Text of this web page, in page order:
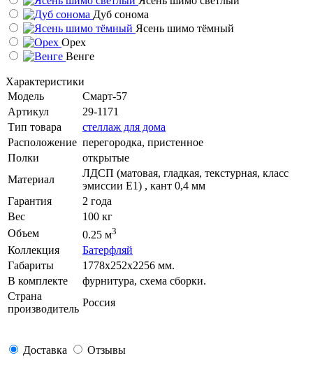
Дуб сонома
Ясень шимо тёмный
Орех
Венге
Характеристики
Модель
Смарт-57
Артикул
29-1171
Тип товара
стеллаж для дома
Расположение перегородка, пристенное
Полки
открытые
Материал
ЛДСП (матовая, гладкая, текстурная, класс
эмиссии E1) , кант 0,4 мм
Гарантия
2 года
Вес
100 кг
Объем
0.25 м3
Коллекция
Батерфляй
Габариты
1778х252х2256 мм.
В комплекте
фурнитура, схема сборки.
Страна
производитель
Россия
Доставка Отзывы